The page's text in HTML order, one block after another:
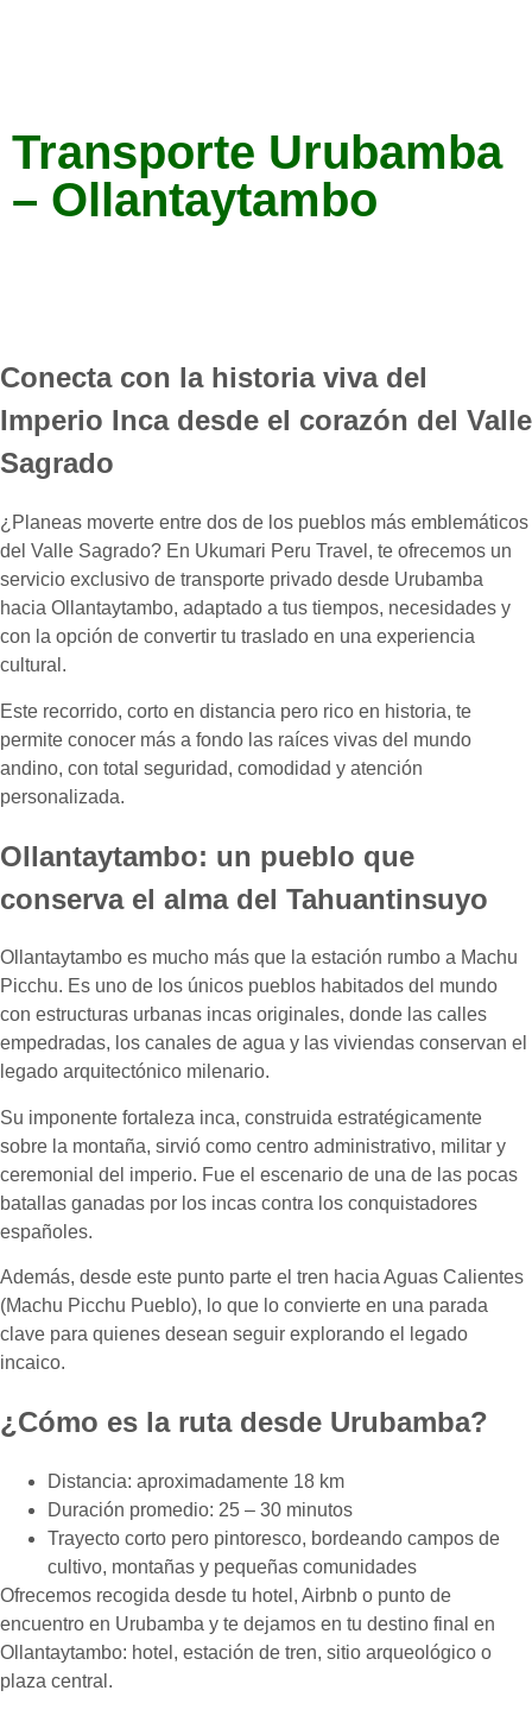
Transporte Urubamba
– Ollantaytambo
Conecta con la historia viva del
Imperio Inca desde el corazón del Valle
Sagrado
¿Planeas moverte entre dos de los pueblos más emblemáticos
del Valle Sagrado? En Ukumari Peru Travel, te ofrecemos un
servicio exclusivo de transporte privado desde Urubamba
hacia Ollantaytambo, adaptado a tus tiempos, necesidades y
con la opción de convertir tu traslado en una experiencia
cultural.
Este recorrido, corto en distancia pero rico en historia, te
permite conocer más a fondo las raíces vivas del mundo
andino, con total seguridad, comodidad y atención
personalizada.
Ollantaytambo: un pueblo que
conserva el alma del Tahuantinsuyo
Ollantaytambo es mucho más que la estación rumbo a Machu
Picchu. Es uno de los únicos pueblos habitados del mundo
con estructuras urbanas incas originales, donde las calles
empedradas, los canales de agua y las viviendas conservan el
legado arquitectónico milenario.
Su imponente fortaleza inca, construida estratégicamente
sobre la montaña, sirvió como centro administrativo, militar y
ceremonial del imperio. Fue el escenario de una de las pocas
batallas ganadas por los incas contra los conquistadores
españoles.
Además, desde este punto parte el tren hacia Aguas Calientes
(Machu Picchu Pueblo), lo que lo convierte en una parada
clave para quienes desean seguir explorando el legado
incaico.
¿Cómo es la ruta desde Urubamba?
Distancia: aproximadamente 18 km
Duración promedio: 25 – 30 minutos
Trayecto corto pero pintoresco, bordeando campos de
cultivo, montañas y pequeñas comunidades
Ofrecemos recogida desde tu hotel, Airbnb o punto de
encuentro en Urubamba y te dejamos en tu destino final en
Ollantaytambo: hotel, estación de tren, sitio arqueológico o
plaza central.